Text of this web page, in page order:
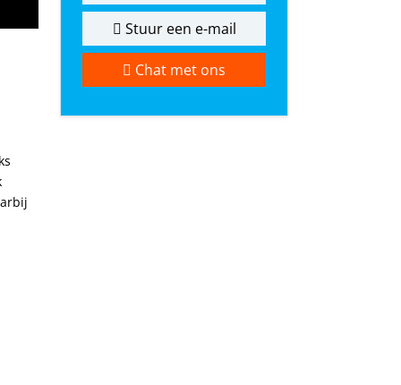
Stuur een e-mail
Chat met ons